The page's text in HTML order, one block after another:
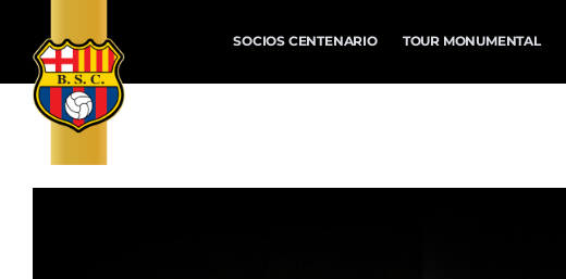
SOCIOS CENTENARIO TOUR MONUMENTAL